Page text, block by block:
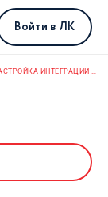
Войти в ЛК
НАСТРОЙКА ИНТЕГРАЦИИ ОБЛАЧНОЙ КАССЫ FERMA® С CLOUDPAYMENT